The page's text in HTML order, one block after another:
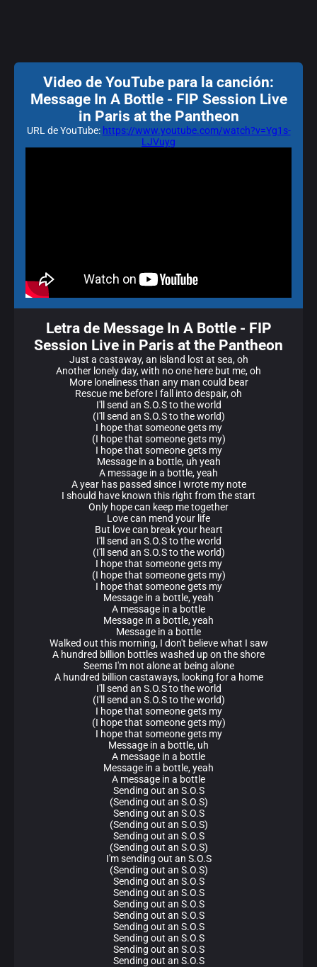
Video de YouTube para la canción:
Message In A Bottle - FIP Session Live
in Paris at the Pantheon
URL de YouTube: https://www.youtube.com/watch?v=Yg1s-
LJVuyg
Letra de Message In A Bottle - FIP
Session Live in Paris at the Pantheon
Just a castaway, an island lost at sea, oh
Another lonely day, with no one here but me, oh
More loneliness than any man could bear
Rescue me before I fall into despair, oh
I'll send an S.O.S to the world
(I'll send an S.O.S to the world)
I hope that someone gets my
(I hope that someone gets my)
I hope that someone gets my
Message in a bottle, uh yeah
A message in a bottle, yeah
A year has passed since I wrote my note
I should have known this right from the start
Only hope can keep me together
Love can mend your life
But love can break your heart
I'll send an S.O.S to the world
(I'll send an S.O.S to the world)
I hope that someone gets my
(I hope that someone gets my)
I hope that someone gets my
Message in a bottle, yeah
A message in a bottle
Message in a bottle, yeah
Message in a bottle
Walked out this morning, I don't believe what I saw
A hundred billion bottles washed up on the shore
Seems I'm not alone at being alone
A hundred billion castaways, looking for a home
I'll send an S.O.S to the world
(I'll send an S.O.S to the world)
I hope that someone gets my
(I hope that someone gets my)
I hope that someone gets my
Message in a bottle, uh
A message in a bottle
Message in a bottle, yeah
A message in a bottle
Sending out an S.O.S
(Sending out an S.O.S)
Sending out an S.O.S
(Sending out an S.O.S)
Sending out an S.O.S
(Sending out an S.O.S)
I'm sending out an S.O.S
(Sending out an S.O.S)
Sending out an S.O.S
Sending out an S.O.S
Sending out an S.O.S
Sending out an S.O.S
Sending out an S.O.S
Sending out an S.O.S
Sending out an S.O.S
Sending out an S.O.S